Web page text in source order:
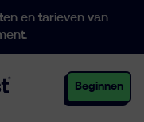
en tarieven van
Beginnen